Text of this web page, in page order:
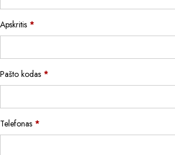
Apskritis *
Pašto kodas *
Telefonas *